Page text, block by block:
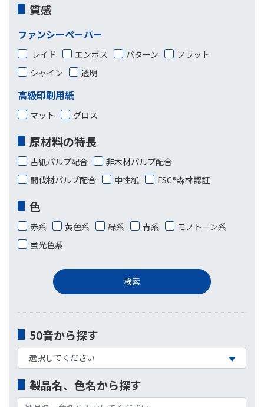
質感
ファンシーペーパー
レイド エンボス パターン
フラット
シャイン
透明
高級印刷用紙
マット グロス
原材料の特長
古紙パルプ配合
非木材パルプ配合
間伐材パルプ配合
中性紙 FSC®森林認証
色
赤系 黄色系 緑系 青系
モノトーン系
蛍光色系
50音から探す
製品名、色名から探す